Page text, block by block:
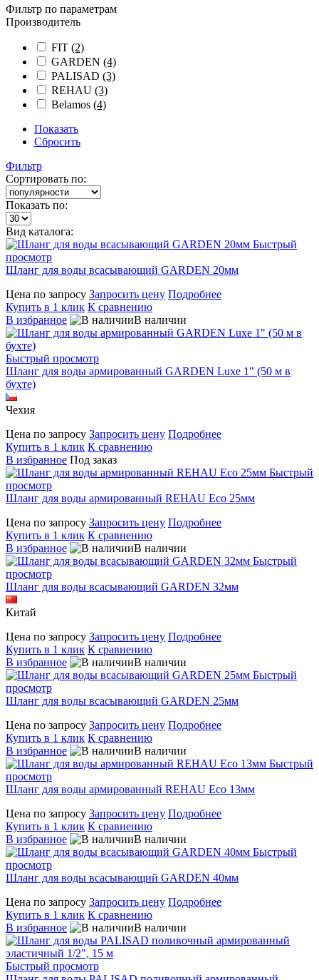
Фильтр по параметрам
Производитель
FIT (2)
GARDEN (4)
PALISAD (3)
REHAU (3)
Belamos (4)
Показать
Сбросить
Фильтр
Сортировать по:
Показать по:
Вид каталога:
Быстрый
просмотр
Шланг для воды всасывающий GARDEN 20мм
Цена по запросу Запросить цену Подробнее
Купить в 1 клик К сравнению
В избранное
В наличии
Быстрый просмотр
Шланг для воды армированный GARDEN Luxe 1" (50 м в
бухте)
Чехия
Цена по запросу Запросить цену Подробнее
Купить в 1 клик К сравнению
В избранное Под заказ
Быстрый
просмотр
Шланг для воды армированный REHAU Eco 25мм
Цена по запросу Запросить цену Подробнее
Купить в 1 клик К сравнению
В избранное
В наличии
Быстрый
просмотр
Шланг для воды всасывающий GARDEN 32мм
Китай
Цена по запросу Запросить цену Подробнее
Купить в 1 клик К сравнению
В избранное
В наличии
Быстрый
просмотр
Шланг для воды всасывающий GARDEN 25мм
Цена по запросу Запросить цену Подробнее
Купить в 1 клик К сравнению
В избранное
В наличии
Быстрый
просмотр
Шланг для воды армированный REHAU Eco 13мм
Цена по запросу Запросить цену Подробнее
Купить в 1 клик К сравнению
В избранное
В наличии
Быстрый
просмотр
Шланг для воды всасывающий GARDEN 40мм
Цена по запросу Запросить цену Подробнее
Купить в 1 клик К сравнению
В избранное
В наличии
Быстрый просмотр